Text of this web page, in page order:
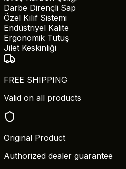
Darbe Dirençli Sap
Özel Kılıf Sistemi
Endüstriyel Kalite
Ergonomik Tutuş
Jilet Keskinliği
FREE SHIPPING
Valid on all products
Original Product
Authorized dealer guarantee